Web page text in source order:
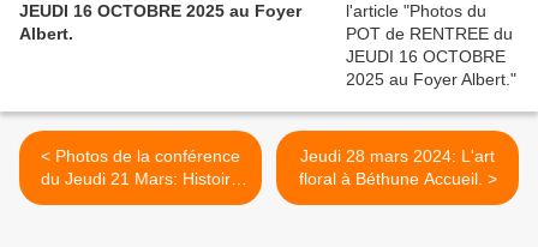
JEUDI 16 OCTOBRE 2025 au Foyer
Albert.
< Photos de la conférence
du Jeudi 21 Mars: Histoire
de la confrérie des
Jeudi 28 mars 2024: L'art
floral à Béthune Accueil. >